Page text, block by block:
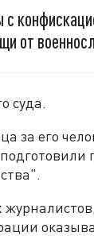
от
суда.
за его